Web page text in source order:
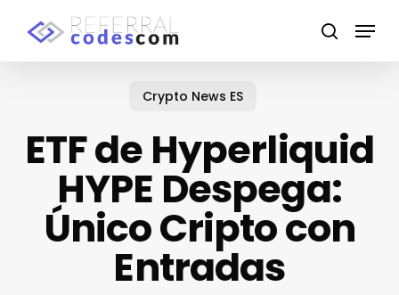
search
Menu
Crypto News ES
ETF de Hyperliquid
HYPE Despega:
Único Cripto con
Entradas